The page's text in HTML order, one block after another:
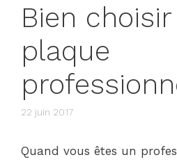
Bien
plaque
22 juin 2017
Quand vous êtes un